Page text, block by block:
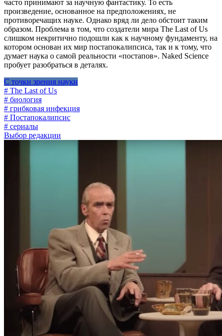
часто принимают за научную фантастику. То есть
произведение, основанное на предположениях, не
противоречащих науке. Однако вряд ли дело обстоит таким
образом. Проблема в том, что создатели мира The Last of Us
слишком некритично подошли как к научному фундаменту, на
котором основан их мир постапокалипсиса, так и к тому, что
думает наука о самой реальности «постапов». Naked Science
пробует разобраться в деталях.
С точки зрения науки
# The Last of Us
# биология
# грибковая инфекция
# Постапокалипсис
# сериалы
Выбор редакции